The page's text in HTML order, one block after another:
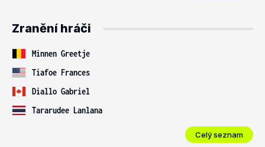
Zranění hráči
Minnen Greetje
Tiafoe Frances
Diallo Gabriel
Tararudee Lanlana
Celý seznam